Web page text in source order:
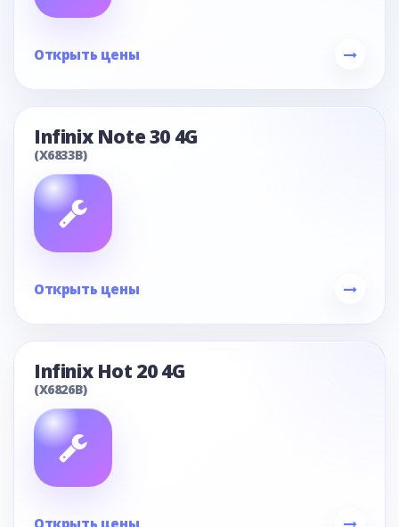
Открыть цены
Infinix Note 30 4G
(X6833B)
Открыть цены
Infinix Hot 20 4G
(X6826B)
Открыть цены